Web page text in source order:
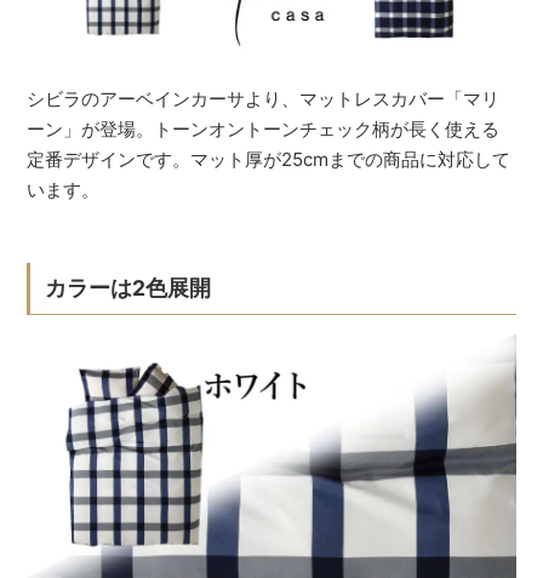
シビラのアーベインカーサより、マットレスカバー「マリ
ーン」が登場。トーンオントーンチェック柄が長く使える
定番デザインです。マット厚が25cmまでの商品に対応して
います。
カラーは2色展開